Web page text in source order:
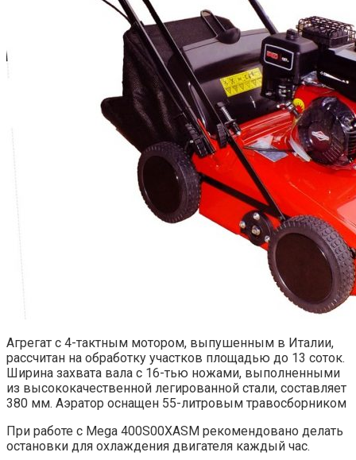
Агрегат с 4-тактным мотором, выпушенным в Италии,
рассчитан на обработку участков площадью до 13 соток.
Ширина захвата вала с 16-тью ножами, выполненными
из высококачественной легированной стали, составляет
380 мм. Аэратор оснащен 55-литровым травосборником
При работе с Mega 400S00XASM рекомендовано делать
остановки для охлаждения двигателя каждый час.